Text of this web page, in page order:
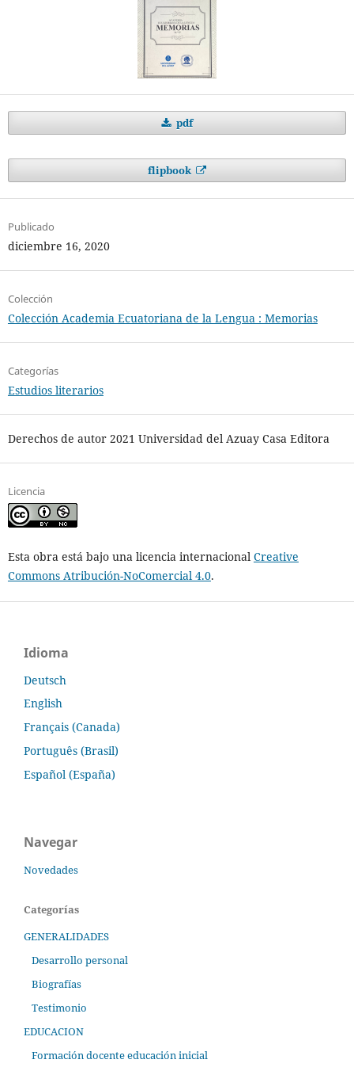
pdf
flipbook
Publicado
diciembre 16, 2020
Colección
Colección Academia Ecuatoriana de la Lengua : Memorias
Categorías
Estudios literarios
Derechos de autor 2021 Universidad del Azuay Casa Editora
Licencia
Esta obra está bajo una licencia internacional Creative
Commons Atribución-NoComercial 4.0.
Idioma
Deutsch
English
Français (Canada)
Português (Brasil)
Español (España)
Navegar
Novedades
Categorías
GENERALIDADES
Desarrollo personal
Biografías
Testimonio
EDUCACION
Formación docente educación inicial